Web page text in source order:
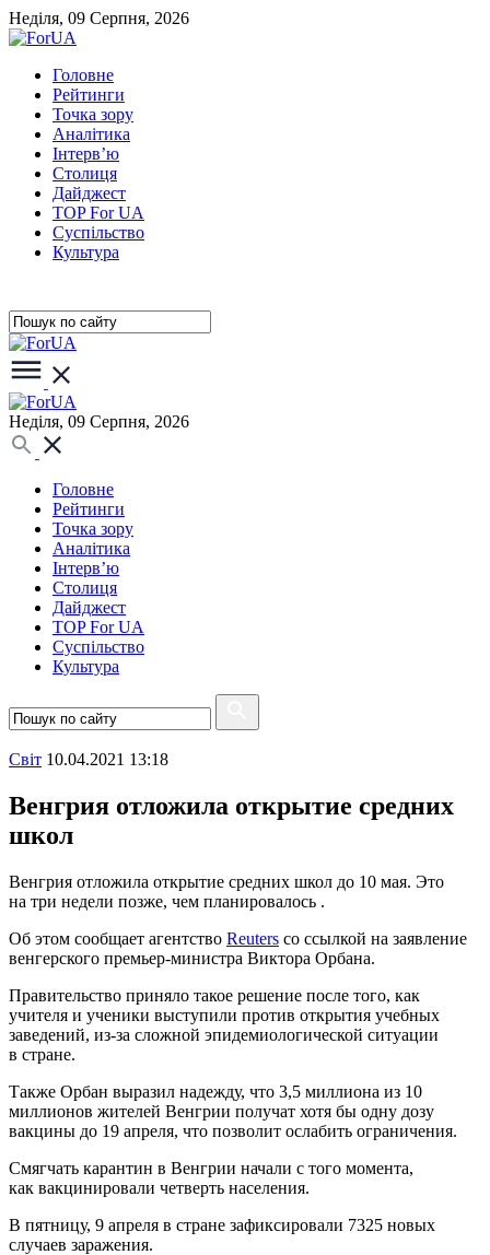
Неділя, 09 Серпня, 2026
Головне
Рейтинги
Точка зору
Аналітика
Інтерв’ю
Столиця
Дайджест
TOP For UA
Суспiльство
Культура
Неділя, 09 Серпня, 2026
Головне
Рейтинги
Точка зору
Аналітика
Інтерв’ю
Столиця
Дайджест
TOP For UA
Суспiльство
Культура
Свiт 10.04.2021 13:18
Венгрия отложила открытие средних
школ
Венгрия отложила открытие средних школ до 10 мая. Это
на три недели позже, чем планировалось .
Об этом сообщает агентство Reuters со ссылкой на заявление
венгерского премьер-министра Виктора Орбана.
Правительство приняло такое решение после того, как
учителя и ученики выступили против открытия учебных
заведений, из-за сложной эпидемиологической ситуации
в стране.
Также Орбан выразил надежду, что 3,5 миллиона из 10
миллионов жителей Венгрии получат хотя бы одну дозу
вакцины до 19 апреля, что позволит ослабить ограничения.
Смягчать карантин в Венгрии начали с того момента,
как вакцинировали четверть населения.
В пятницу, 9 апреля в стране зафиксировали 7325 новых
случаев заражения.